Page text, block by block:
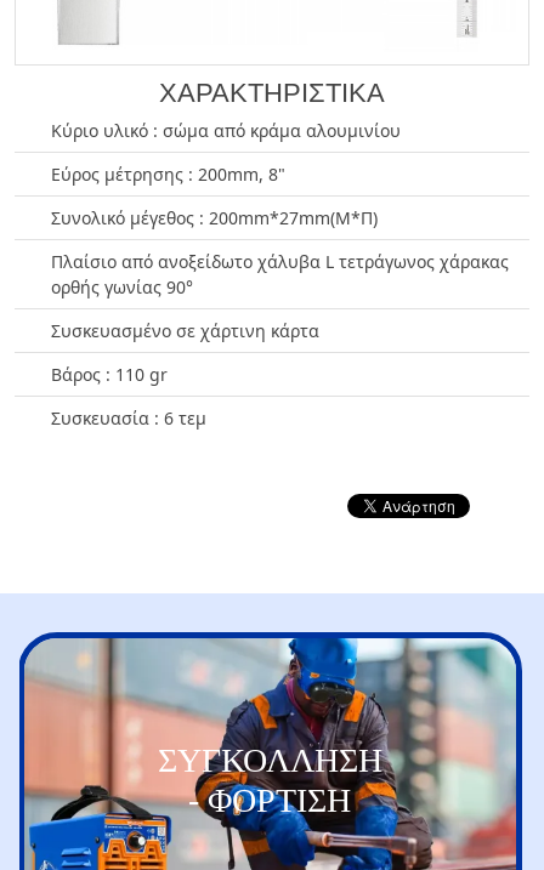
ΧΑΡΑΚΤΗΡΙΣΤΙΚΑ
Κύριο υλικό : σώμα από κράμα αλουμινίου
Εύρος μέτρησης : 200mm, 8"
Συνολικό μέγεθος : 200mm*27mm(Μ*Π)
Πλαίσιο από ανοξείδωτο χάλυβα L τετράγωνος χάρακας
ορθής γωνίας 90°
Συσκευασμένο σε χάρτινη κάρτα
Βάρος : 110 gr
Συσκευασία : 6 τεμ
ΣΥΓΚΟΛΛΗΣΗ
- ΦΟΡΤΙΣΗ